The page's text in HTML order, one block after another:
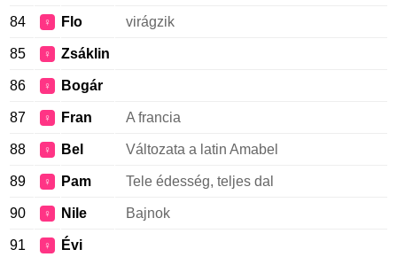
84 ♀ Flo virágzik
85 ♀ Zsáklin
86 ♀ Bogár
87 ♀ Fran A francia
88 ♀ Bel Változata a latin Amabel
89 ♀ Pam Tele édesség, teljes dal
90 ♀ Nile Bajnok
91 ♀ Évi